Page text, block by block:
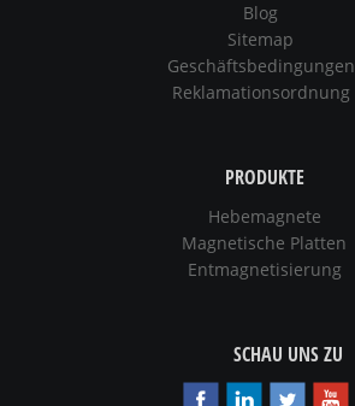
Blog
Sitemap
Geschäftsbedingungen
Reklamationsordnung
PRODUKTE
Hebemagnete
Magnetische Platten
Entmagnetisierung
SCHAU UNS ZU